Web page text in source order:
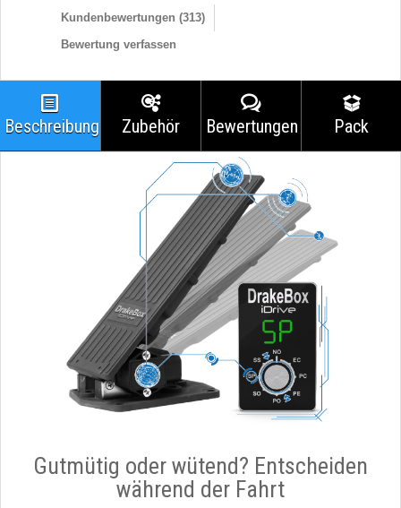
Kundenbewertungen (313)
Bewertung verfassen
Beschreibung Zubehör Bewertungen Pack
Gutmütig oder wütend? Entscheiden
während der Fahrt